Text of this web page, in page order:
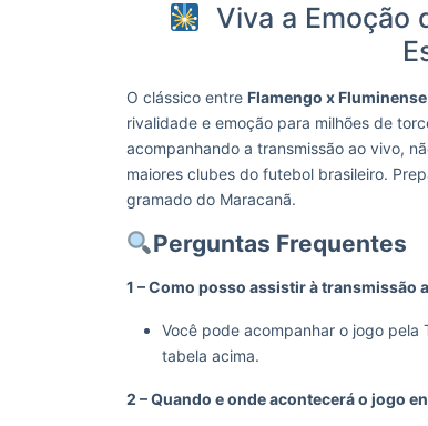
Viva a Emoção
O clássico entre Flamengo x Fluminense
rivalidade e emoção para milhões de
acompanhando a transmissão ao vivo,
maiores clubes do futebol brasileiro.
gramado do Maracanã.
Perguntas Frequentes
1 – Como posso assistir à transmissão
Você pode acompanhar o jogo
tabela acima.
2 – Quando e onde acontecerá o jogo